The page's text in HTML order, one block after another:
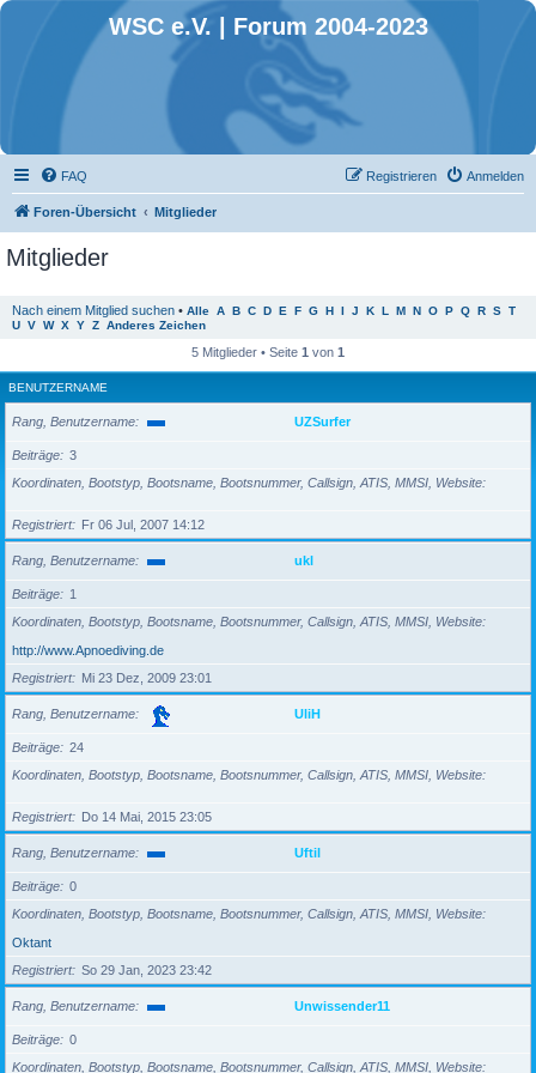
WSC e.V. | Forum 2004-2023
FAQ Anmelden
Registrieren
Foren-Übersicht Mitglieder
Mitglieder
Nach einem Mitglied suchen • Alle A B C D E F G H I J K L M N O P Q R S T
U V W X Y Z Anderes Zeichen
5 Mitglieder • Seite 1 von 1
BENUTZERNAME
Rang, Benutzername UZSurfer
Beiträge
3
Koordinaten, Bootstyp, Bootsname, Bootsnummer, Callsign, ATIS, MMSI, Website
Registriert Fr 06 Jul, 2007 14:12
Rang, Benutzername ukl
Beiträge
1
Koordinaten, Bootstyp, Bootsname, Bootsnummer, Callsign, ATIS, MMSI, Website
http://www.Apnoediving.de
Registriert
Mi 23 Dez, 2009 23:01
Rang, Benutzername UliH
Beiträge
24
Koordinaten, Bootstyp, Bootsname, Bootsnummer, Callsign, ATIS, MMSI, Website
Registriert Do 14 Mai, 2015 23:05
Rang, Benutzername Uftil
Beiträge
0
Koordinaten, Bootstyp, Bootsname, Bootsnummer, Callsign, ATIS, MMSI, Website
Oktant
Registriert
So 29 Jan, 2023 23:42
Rang, Benutzername Unwissender11
Beiträge
0
Koordinaten, Bootstyp, Bootsname, Bootsnummer, Callsign, ATIS, MMSI, Website